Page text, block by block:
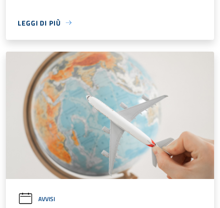
LEGGI DI PIÙ
AVVISI